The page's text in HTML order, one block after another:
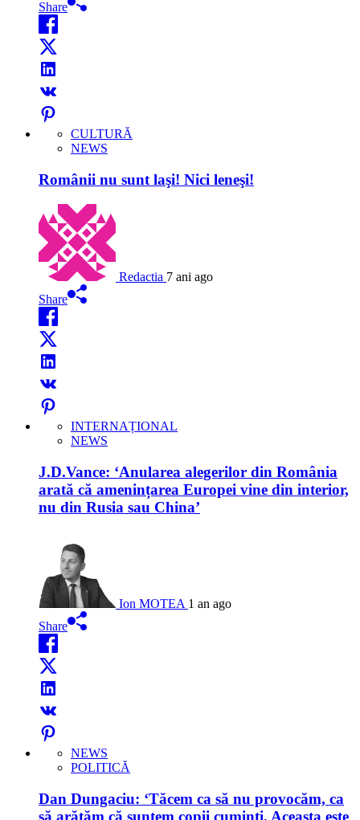
Share
CULTURĂ
NEWS
Românii nu sunt laşi! Nici leneşi!
Redactia 7 ani ago
Share
INTERNAȚIONAL
NEWS
J.D.Vance: ‘Anularea alegerilor din România
arată că amenințarea Europei vine din interior,
nu din Rusia sau China’
Ion MOTEA 1 an ago
Share
NEWS
POLITICĂ
Dan Dungaciu: ‘Tăcem ca să nu provocăm, ca
să arătăm că suntem copii cuminți. Aceasta este